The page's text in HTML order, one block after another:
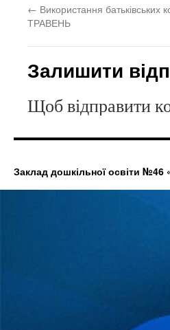
← Використання батьківських
ТРАВЕНЬ
Залишити
Щоб відправити
Заклад дошкільної освіти №46